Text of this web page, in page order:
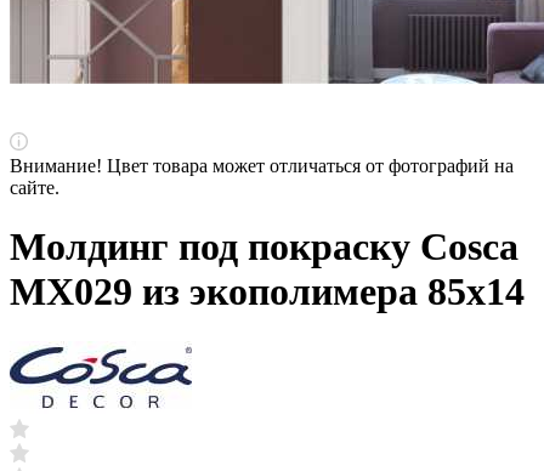
Внимание! Цвет товара может отличаться от фотографий на
сайте.
Молдинг под покраску Cosca
MX029 из экополимера 85х14